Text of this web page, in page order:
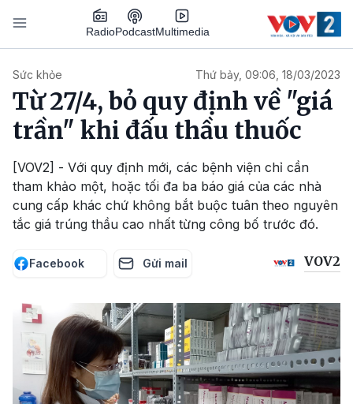
Nhảy đến nội dung
RadioPodcastMultimedia
Sức khỏe Thứ bảy, 09:06, 18/03/2023
Từ 27/4, bỏ quy định về "giá
trần" khi đấu thầu thuốc
[VOV2] - Với quy định mới, các bệnh viện chỉ cần
tham khảo một, hoặc tối đa ba báo giá của các nhà
cung cấp khác chứ không bắt buộc tuân theo nguyên
tắc giá trúng thầu cao nhất từng công bố trước đó.
Facebook Gửi mail VOV2